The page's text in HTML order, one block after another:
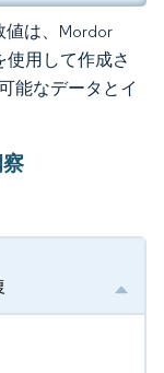
は、Mordor
使用して作成さ
能なデータとイ